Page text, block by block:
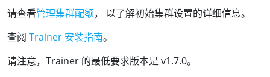
请查看管理集群配额， 以了解初始集群设置的详细信息。
查阅 Trainer 安装指南。
请注意，Trainer 的最低要求版本是 v1.7.0。